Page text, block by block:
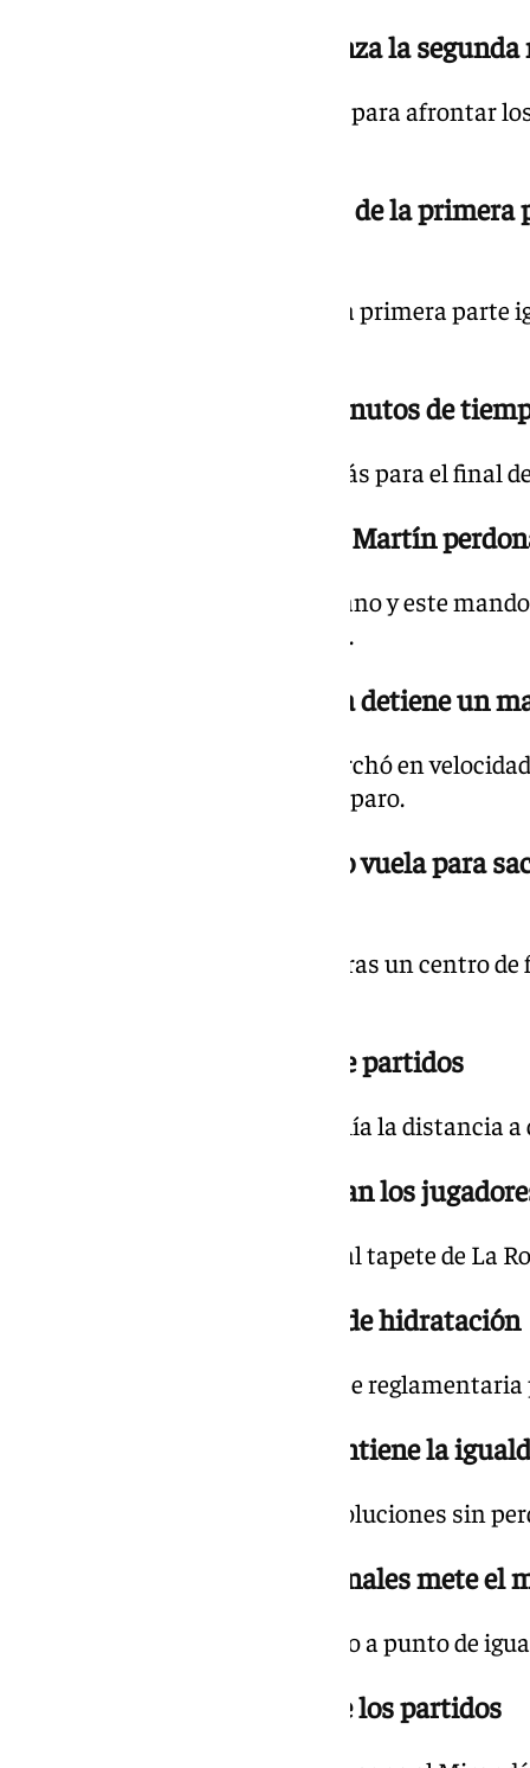
19.37 h. | 1-0 min. 46 Comienza la
Vuelven los jugadores al campo para afrontar
19.18 h. | 1-0 min. 45+3 Final de la
No hay tiempo para más en una primera parte
19.15 h. | 1-0 min. 45 Tres minutos de
Se descuentan 180 segundos más para el final
19.12 h. | 1-0 min. 42 Andrés Martín
Einar perdió la marca del sevillano y este
pudo superar a Alfonso Herrero.
19.09 h. | 1-0 min. 39 Ezkieta detiene un
El extremo de Miraflores se marchó en
conjunto cántabro detuvo el disparo.
19.03 h. | 1-0 min. 37 Alfonso vuela para
Remató un jugador del Racing tras un centro
19.04 h. | Goles en el resto de partidos
El Deportivo de La Coruña amplía la distancia
19.03 h. | 1-0 min. 33 Regresan los
Ya saltan los 22 protagonistas al tapete de La
19.01 h. | 1-0 min. 30 Pausa de hidratación
Se detiene el choque por la pause
19.00 h. | 1-0 min. 28 Se mantiene la
Ambos conjuntos bajan las revoluciones sin
18.51 h. | 1-0 min. 21 Peio Canales mete el
El talentoso mediocentro estuvo a punto de
18.49 h. | Goles en el resto de los partidos